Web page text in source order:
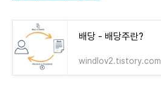
배당 - 배당주란?
windlov2.tistory.com